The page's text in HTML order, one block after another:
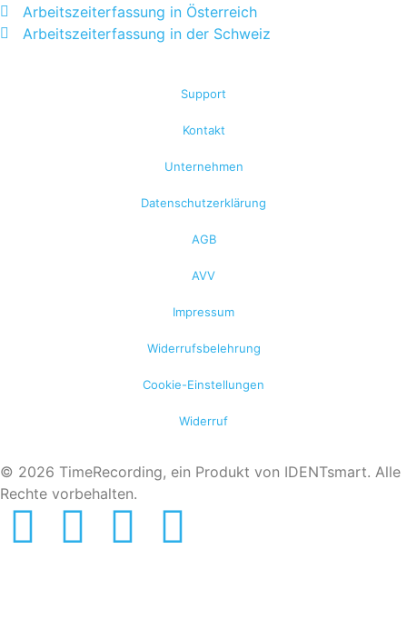
Arbeitszeiterfassung in Österreich
Arbeitszeiterfassung in der Schweiz
Support
Kontakt
Unternehmen
Datenschutzerklärung
AGB
AVV
Impressum
Widerrufsbelehrung
Cookie-Einstellungen
Widerruf
© 2026 TimeRecording, ein Produkt von IDENTsmart. Alle
Rechte vorbehalten.